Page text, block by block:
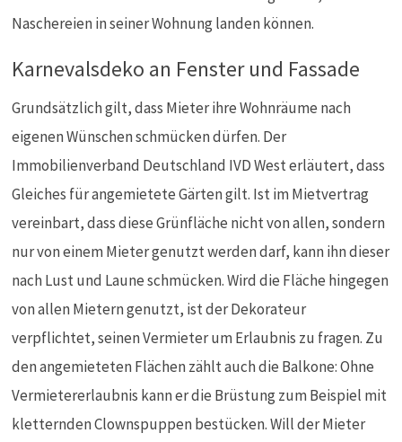
Naschereien in seiner Wohnung landen können.
Karnevalsdeko an Fenster und Fassade
Grundsätzlich gilt, dass Mieter ihre Wohnräume nach
eigenen Wünschen schmücken dürfen. Der
Immobilienverband Deutschland IVD West erläutert, dass
Gleiches für angemietete Gärten gilt. Ist im Mietvertrag
vereinbart, dass diese Grünfläche nicht von allen, sondern
nur von einem Mieter genutzt werden darf, kann ihn dieser
nach Lust und Laune schmücken. Wird die Fläche hingegen
von allen Mietern genutzt, ist der Dekorateur
verpflichtet, seinen Vermieter um Erlaubnis zu fragen. Zu
den angemieteten Flächen zählt auch die Balkone: Ohne
Vermietererlaubnis kann er die Brüstung zum Beispiel mit
kletternden Clownspuppen bestücken. Will der Mieter